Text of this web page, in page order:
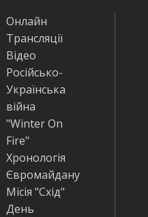
Онлайн
Трансляції
Відео
Російсько-
Українська
війна
"Winter On
Fire"
Хронологія
Євромайдану
Місія "Схід"
День